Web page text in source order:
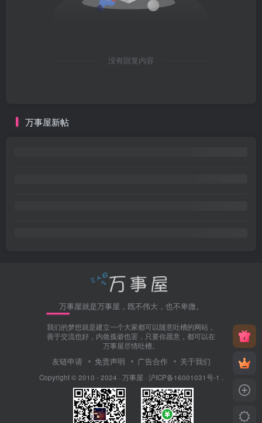
没有回复内容
万事屋新帖
万事屋就是万事屋，既不伟大，也不卑微。
我们的梦想就是建立一个大家都可以随意吐槽的网站，
善于交流也好，内敛孤僻也罢，只要你愿意，都可以在
万事屋尽情吐槽。
友链申请 免责声明 广告合作 关于我们
Copyright © 2010 - 2024 · 万事屋 · 沪ICP备16001031号-1